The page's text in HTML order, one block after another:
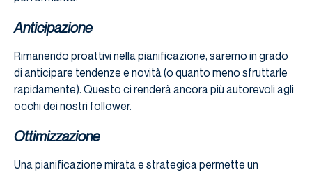
Anticipazione
Rimanendo proattivi nella pianificazione, saremo in grado
di anticipare tendenze e novità (o quanto meno sfruttarle
rapidamente). Questo ci renderà ancora più autorevoli agli
occhi dei nostri follower.
Ottimizzazione
Una pianificazione mirata e strategica permette un